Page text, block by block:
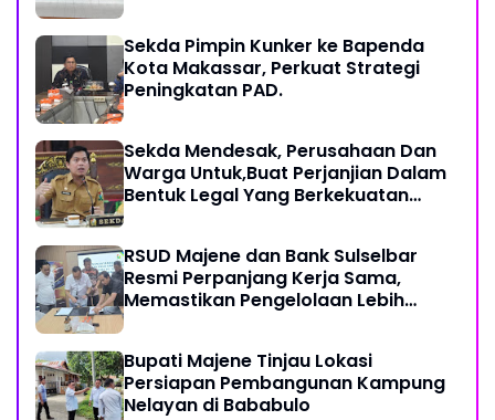
Sekda Pimpin Kunker ke Bapenda
Kota Makassar, Perkuat Strategi
Peningkatan PAD.
Sekda Mendesak, Perusahaan Dan
Warga Untuk,Buat Perjanjian Dalam
Bentuk Legal Yang Berkekuatan
RSUD Majene dan Bank Sulselbar
Resmi Perpanjang Kerja Sama,
Memastikan Pengelolaan Lebih
Bupati Majene Tinjau Lokasi
Persiapan Pembangunan Kampung
Nelayan di Bababulo